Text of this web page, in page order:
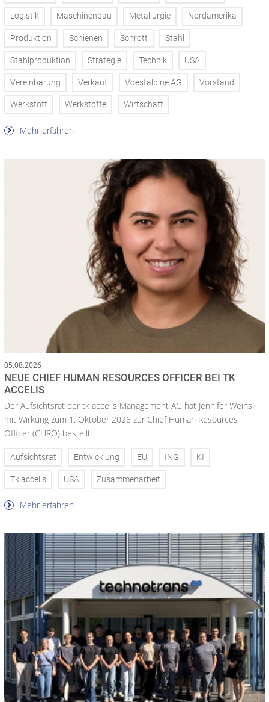
Logistik Maschinenbau Metallurgie Nordamerika
Produktion Schienen Schrott Stahl
Stahlproduktion Strategie Technik USA
Vereinbarung Verkauf Voestalpine AG Vorstand
Werkstoff Werkstoffe Wirtschaft
Mehr erfahren
05.08.2026
NEUE CHIEF HUMAN RESOURCES OFFICER BEI TK
ACCELIS
Der Aufsichtsrat der tk accelis Management AG hat Jennifer Weihs
mit Wirkung zum 1. Oktober 2026 zur Chief Human Resources
Officer (CHRO) bestellt.
Aufsichtsrat Entwicklung EU ING KI
Tk accelis USA Zusammenarbeit
Mehr erfahren